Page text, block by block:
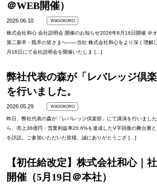
＠WEB開催）
2026.06.10 WAGOKORO
株式会社和心 会社説明会 開催のお知らせ2026年6月16日開催 ＠
第二新卒・既卒の皆さまへ――当社 株式会社和心をより深く理解
月16日にて会社説明会を開催いたしま […]
弊社代表の森が「レバレッジ倶
を行いました。
2026.05.29 WAGOKORO
昨日、弊社代表の森が「レバレッジ倶楽部」にて講演を行いまし
ら、売上36億円・営業利益率20.6%を達成したV字回復の舞台裏
を詳説。ご参加いただいた皆様、誠にありがとうござ […]
【初任給改定】株式会社和心｜
開催（5月19日＠本社）